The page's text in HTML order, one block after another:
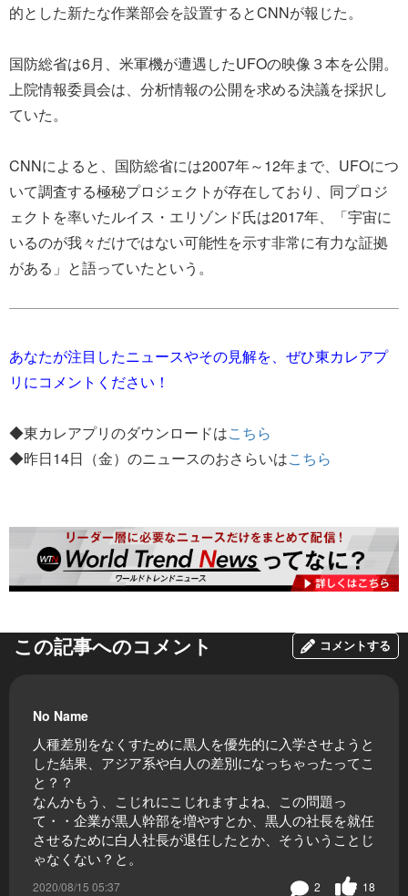
的とした新たな作業部会を設置するとCNNが報じた。
国防総省は6月、米軍機が遭遇したUFOの映像３本を公開。
上院情報委員会は、分析情報の公開を求める決議を採択し
ていた。
CNNによると、国防総省には2007年～12年まで、UFOにつ
いて調査する極秘プロジェクトが存在しており、同プロジ
ェクトを率いたルイス・エリゾンド氏は2017年、「宇宙に
いるのが我々だけではない可能性を示す非常に有力な証拠
がある」と語っていたという。
あなたが注目したニュースやその見解を、ぜひ東カレアプ
リにコメントください！
◆東カレアプリのダウンロードはこちら
◆昨日14日（金）のニュースのおさらいはこちら
この記事へのコメント コメントする
No Name
人種差別をなくすために黒人を優先的に入学させようと
した結果、アジア系や白人の差別になっちゃったってこ
と？？
なんかもう、こじれにこじれますよね、この問題っ
て・・企業が黒人幹部を増やすとか、黒人の社長を就任
させるために白人社長が退任したとか、そういうことじ
ゃなくない？と。
2020/08/15 05:37 18
2